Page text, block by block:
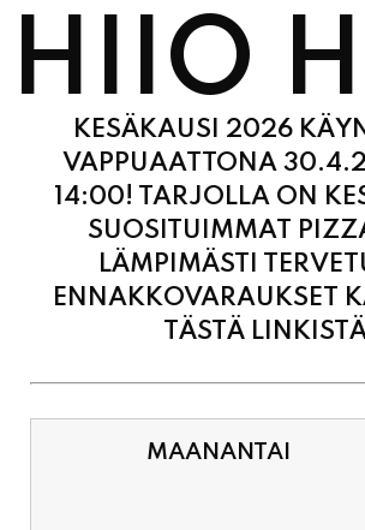
KESÄKAUSI 2026
VAPPUAATTONA
14:00! TARJOLLA ON
SUOSITUIMMAT
LÄMPIMÄSTI
ENNAKKOVARAUKSET
TÄSTÄ